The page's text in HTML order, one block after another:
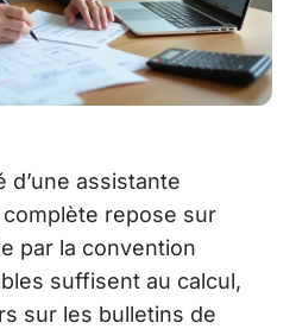
d’une assistante
repose sur
par la convention
suffisent au calcul,
sur les bulletins de